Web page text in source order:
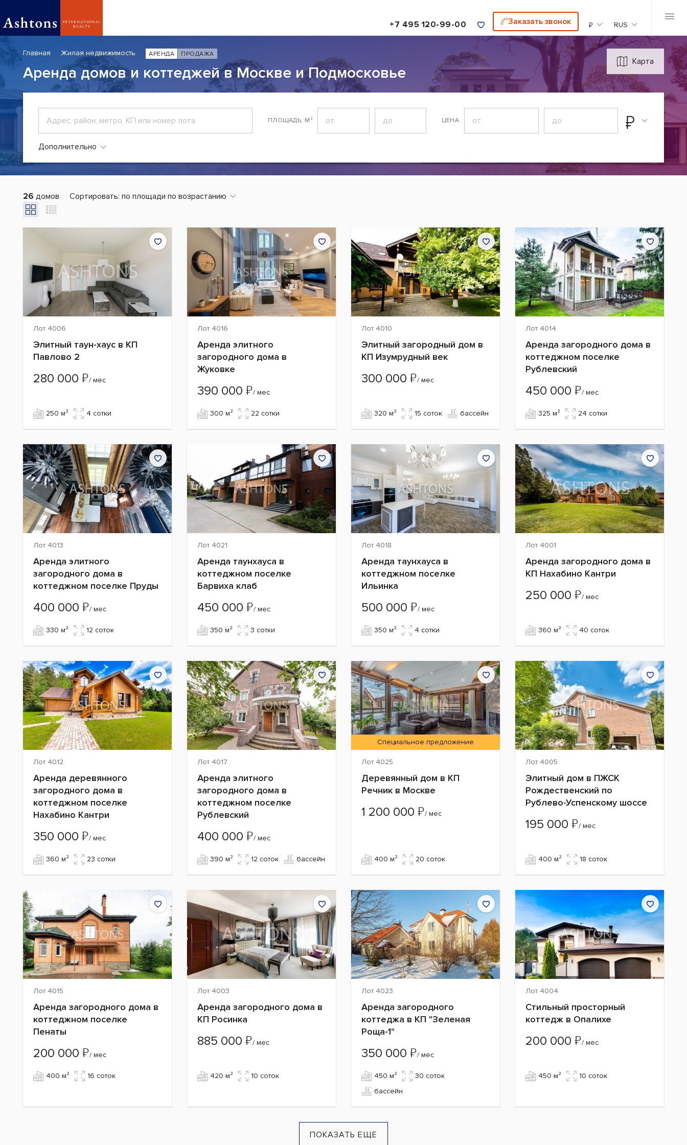
+7 495 120-99-00 Заказать звонок ₽ RUS
Карта
Главная Жилая недвижимость АРЕНДА ПРОДАЖА
Аренда домов и коттеджей в Москве и Подмосковье
ПЛОЩАДЬ, М² ЦЕНА ₽
Дополнительно
26 домов Сортировать: по площади по возрастанию
Лот 4006
Элитный таун-хаус в КП
Павлово 2
280 000 ₽/ мес
250 м² 4 сотки
Лот 4016
Аренда элитного
загородного дома в
Жуковке
390 000 ₽/ мес
300 м² 22 сотки
Лот 4010
Элитный загородный дом в
КП Изумрудный век
300 000 ₽/ мес
320 м² 15 cоток бассейн
Лот 4014
Аренда загородного дома в
коттеджном поселке
Рублевский
450 000 ₽/ мес
325 м² 24 сотки
Лот 4013
Аренда элитного
загородного дома в
коттеджном поселке Пруды
400 000 ₽/ мес
330 м² 12 cоток
Лот 4021
Аренда таунхауса в
коттеджном поселке
Барвиха клаб
450 000 ₽/ мес
350 м² 3 сотки
Лот 4018
Аренда таунхауса в
коттеджном поселке
Ильинка
500 000 ₽/ мес
350 м² 4 сотки
Лот 4001
Аренда загородного дома в
КП Нахабино Кантри
250 000 ₽/ мес
360 м² 40 cоток
Лот 4012
Аренда деревянного
загородного дома в
коттеджном поселке
Нахабино Кантри
350 000 ₽/ мес
360 м² 23 сотки
Лот 4017
Аренда элитного
загородного дома в
коттеджном поселке
Рублевский
400 000 ₽/ мес
390 м² 12 cоток бассейн
Специальное предложение
Лот 4025
Деревянный дом в КП
Речник в Москве
1 200 000 ₽/ мес
400 м² 20 cоток
Лот 4005
Элитный дом в ПЖСК
Рождественский по
Рублево-Успенскому шоссе
195 000 ₽/ мес
400 м² 18 cоток
Лот 4015
Аренда загородного дома в
коттеджном поселке
Пенаты
200 000 ₽/ мес
400 м² 16 cоток
Лот 4003
Аренда загородного дома в
КП Росинка
885 000 ₽/ мес
420 м² 10 cоток
Лот 4023
Аренда загородного
коттеджа в КП "Зеленая
Роща-1"
350 000 ₽/ мес
450 м²
30 cоток
бассейн
Лот 4004
Стильный просторный
коттедж в Опалихе
200 000 ₽/ мес
450 м² 10 cоток
ПОКАЗАТЬ ЕЩЕ